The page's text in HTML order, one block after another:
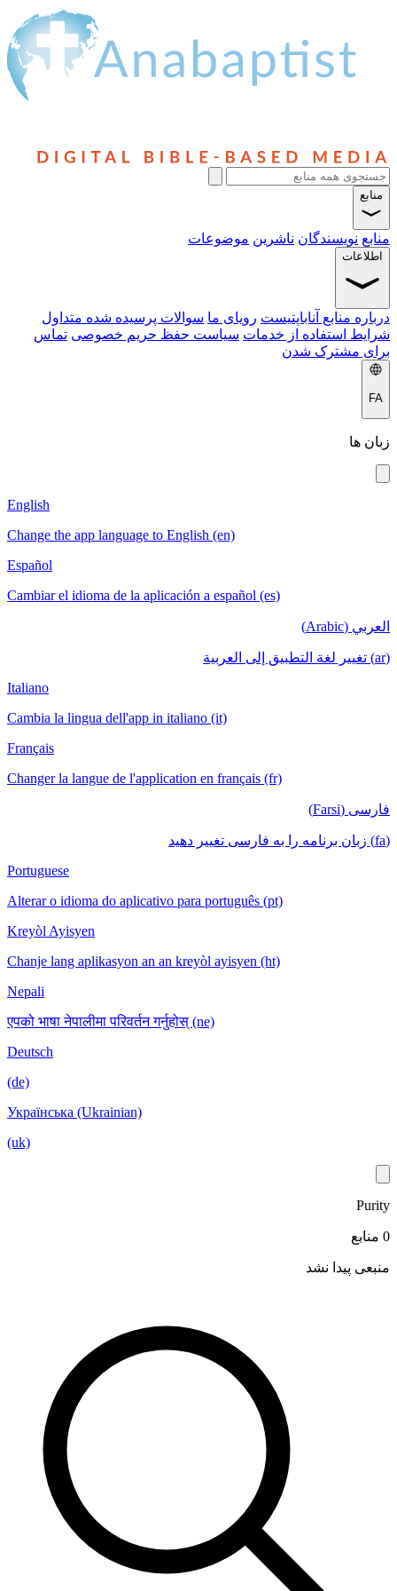
منابع
منابع نویسندگان ناشرین موضوعات
اطلاعات
درباره منابع آناباپتیست رویای ما سوالات پرسیده شده متداول
شرایط استفاده از خدمات سیاست حفظ حریم خصوصی تماس
برای مشترک شدن
FA
زبان ها
English
Change the app language to English (en)
Español
Cambiar el idioma de la aplicación a español (es)
العربي (Arabic)
(ar) تغيير لغة التطبيق إلى العربية
Italiano
Cambia la lingua dell'app in italiano (it)
Français
Changer la langue de l'application en français (fr)
فارسی (Farsi)
(fa) زبان برنامه را به فارسی تغییر دهید
Portuguese
Alterar o idioma do aplicativo para português (pt)
Kreyòl Ayisyen
Chanje lang aplikasyon an an kreyòl ayisyen (ht)
Nepali
एपको भाषा नेपालीमा परिवर्तन गर्नुहोस् (ne)
Deutsch
(de)
Українська (Ukrainian)
(uk)
Purity
0 منابع
منبعی پیدا نشد